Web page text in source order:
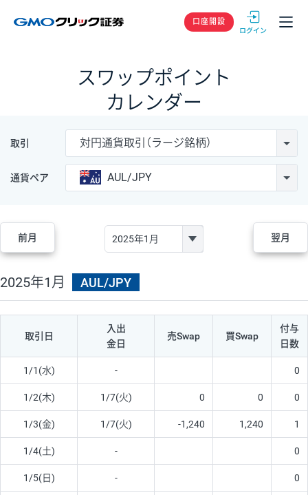
GMOクリック
口座開設
スワップポイント
カレンダー
取引 対円通貨取引（ラージ銘柄）
通貨ペア AUL/JPY
前月 翌月
2025年1月 AUL/JPY
取引日
入出
金日
売Swap 買Swap
付与
日数
1/1(水) - 0
1/2(木) 1/7(火) 0 0 0
1/3(金) 1/7(火) -1,240 1,240 1
1/4(土) - 0
1/5(日) - 0